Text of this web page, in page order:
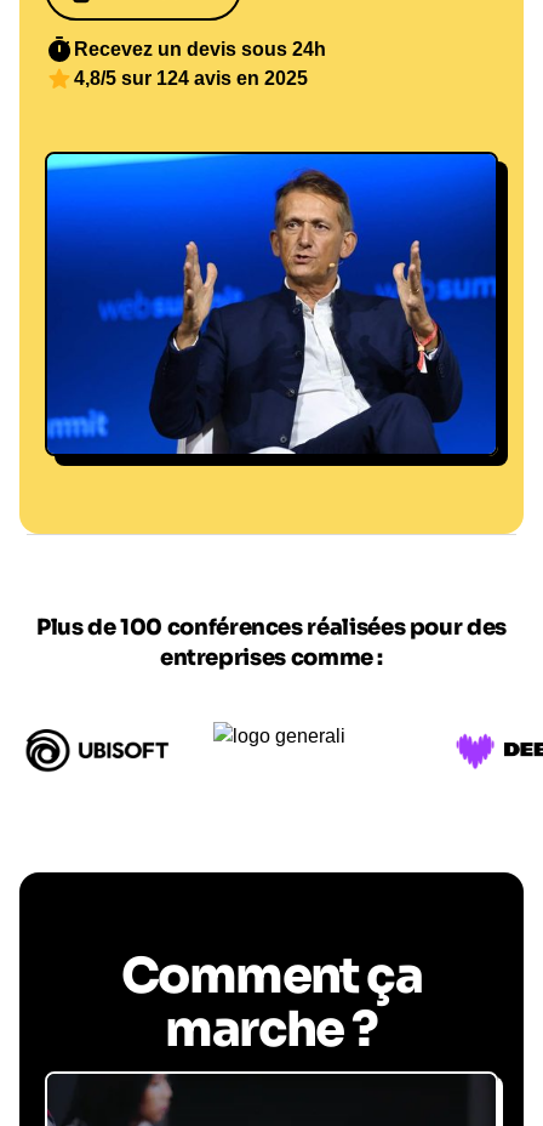
0652698481
Recevez un devis sous 24h
4,8/5 sur 124 avis en 2025
Plus de 100 conférences réalisées pour des
entreprises comme :
Comment ça
marche ?